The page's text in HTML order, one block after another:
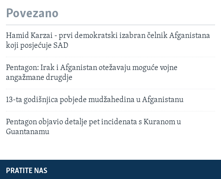
Povezano
Hamid Karzai - prvi demokratski izabran čelnik Afganistana
koji posjećuje SAD
Pentagon: Irak i Afganistan otežavaju moguće vojne
angažmane drugdje
13-ta godišnjica pobjede mudžahedina u Afganistanu
Pentagon objavio detalje pet incidenata s Kuranom u
Guantanamu
PRATITE NAS